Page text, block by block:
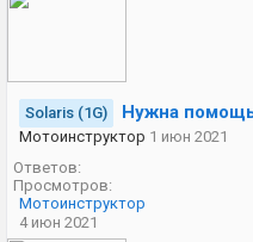
Solaris (1G) Нужна
Мотоинструктор 1 июн 2021
Ответов:
Просмотров:
Мотоинструктор
4 июн 2021